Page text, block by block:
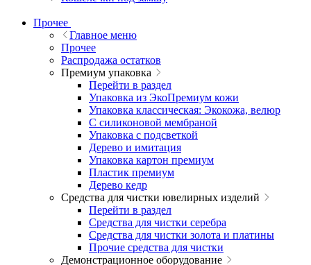
Прочее
Главное меню
Прочее
Распродажа остатков
Премиум упаковка
Перейти в раздел
Упаковка из ЭкоПремиум кожи
Упаковка классическая: Экокожа, велюр
С силиконовой мембраной
Упаковка с подсветкой
Дерево и имитация
Упаковка картон премиум
Пластик премиум
Дерево кедр
Средства для чистки ювелирных изделий
Перейти в раздел
Средства для чистки серебра
Средства для чистки золота и платины
Прочие средства для чистки
Демонстрационное оборудование